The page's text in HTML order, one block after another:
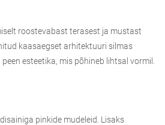
roostevabast terasest ja mustast
kaasaegset arhitektuuri silmas
esteetika, mis põhineb lihtsal vormil.
pinkide mudeleid. Lisaks